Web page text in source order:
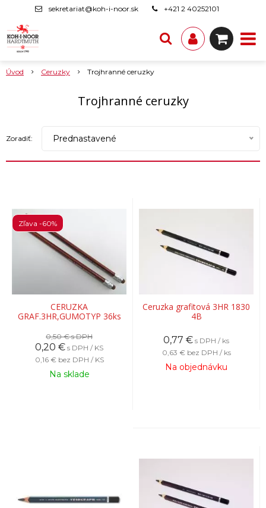
sekretariat@koh-i-noor.sk +421 2 40252101
Úvod Ceruzky Trojhranné ceruzky
Trojhranné ceruzky
Zoradiť: Prednastavené
CERUZKA
GRAF.3HR,GUMOTYP 36ks
Zľava -60%
0,50 €s DPH
0,20 € s DPH / KS
0,16 € bez DPH / KS
Na sklade
Ceruzka grafitová 3HR 1830
4B
0,77 € s DPH / ks
0,63 € bez DPH / ks
Na objednávku